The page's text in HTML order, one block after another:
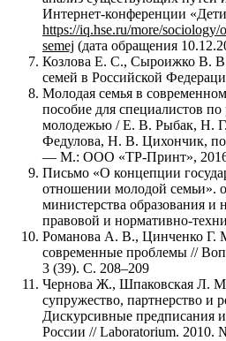
Интернет-конференции
https://iq.hse.ru/more/
semej (дата обращения
Козлова Е. С., Сыроижко В.
семей в Российской
Молодая семья в
пособие для специалистов по
молодежью / Е. В. Рыбак, Н.
Федулова, Н. В. Цихончик,
— М.: ООО «ТР-Принт»,
Письмо «О концепции
отношении молодой семьи».
министерства образования
правовой и нормативно-
Романова А. В., Цинченко Г.
современные проблемы //
3 (39). С. 208–209
Чернова Ж., Шпаковская Л.
супружество, партнерство и
Дискурсивные предписания
России // Laboratorium. 2010.